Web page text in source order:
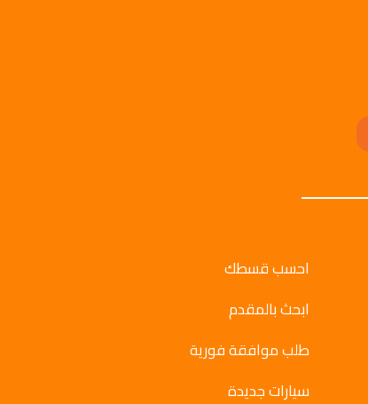
احسب قسطك
ابحث بالمقدم
طلب موافقة فورية
سيارات جديدة